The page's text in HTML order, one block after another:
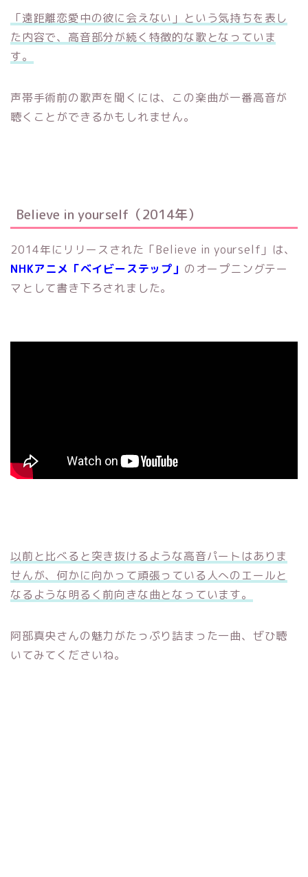
「遠距離恋愛中の彼に会えない」という気持ちを表し
た内容で、高音部分が続く特徴的な歌となっていま
す。
声帯手術前の歌声を聞くには、この楽曲が一番高音が
聴くことができるかもしれません。
Believe in yourself（2014年）
2014年にリリースされた「Believe in yourself」は、
NHKアニメ「ベイビーステップ」 のオープニングテー
マとして書き下ろされました。
以前と比べると突き抜けるような高音パートはありま
せんが、何かに向かって頑張っている人へのエールと
なるような明るく前向きな曲となっています。
阿部真央さんの魅力がたっぷり詰まった一曲、ぜひ聴
いてみてくださいね。